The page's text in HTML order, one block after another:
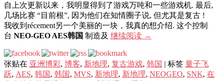
自上次更新以来，我明显得到了游戏万吨​​和一些游戏机. 最后,
几场比赛 “目前根”, 因为他们在知情圈子说, 但尤其是复古 !
我收到récement另一个美丽的一块，我真的想介绍. 这个控制
台 NEO-GEO AES韩国 制造及 继续阅读 →
张贴在 亚洲博彩, 博客, 新地理, 复古游戏, 韩国 | 标签 量子飞
跃, AES, 韩国 , 韩国 , MVS, 新地理, 新地理, NEOGEO, SNK, 在